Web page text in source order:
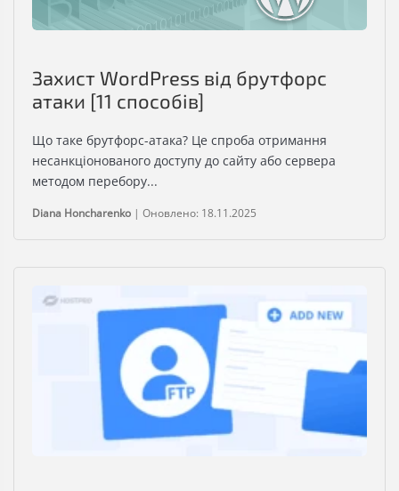
Захист WordPress від брутфорс
атаки [11 способів]
Що таке брутфорс-атака? Це спроба отримання
несанкціонованого доступу до сайту або сервера
методом перебору...
Diana Honcharenko | Оновлено: 18.11.2025